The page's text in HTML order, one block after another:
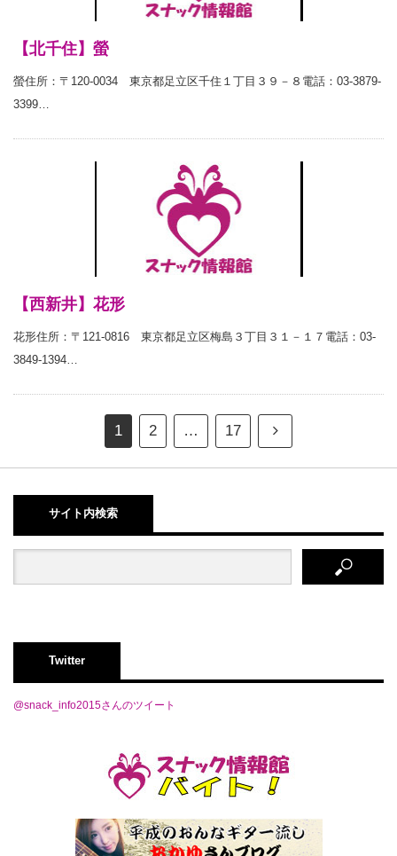
【北千住】螢
螢住所：〒120-0034 東京都足立区千住１丁目３９－８電話：03-3879-
3399…
【西新井】花形
花形住所：〒121-0816 東京都足立区梅島３丁目３１－１７電話：03-
3849-1394…
1 2 … 17
サイト内検索
Twitter
@snack_info2015さんのツイート